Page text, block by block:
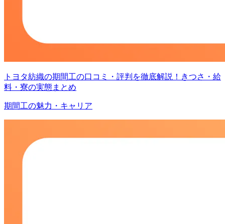
トヨタ紡織の期間工の口コミ・評判を徹底解説！きつさ・給
料・寮の実態まとめ
期間工の魅力・キャリア